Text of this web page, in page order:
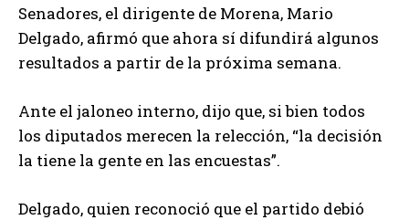
Senadores, el dirigente de Morena, Mario
Delgado, afirmó que ahora sí difundirá algunos
resultados a partir de la próxima semana.
Ante el jaloneo interno, dijo que, si bien todos
los diputados merecen la relección, “la decisión
la tiene la gente en las encuestas”.
Delgado, quien reconoció que el partido debió